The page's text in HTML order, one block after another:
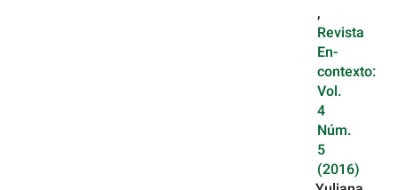
,
Revista
En-
contexto:
Vol.
4
Núm.
5
(2016)